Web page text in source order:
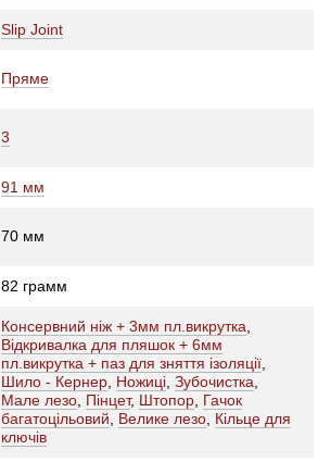
Slip Joint
Пряме
3
91 мм
70 мм
82 грамм
Консервний ніж + 3мм пл.викрутка
Відкривалка для пляшок + 6мм
пл.викрутка + паз для зняття ізоляції
Шило - Кернер Ножиці Зубочистка
Мале лезо Пінцет, Штопор Гачок
багатоцільовий
Велике лезо Кільце для
ключів